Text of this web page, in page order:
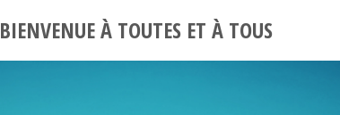
BIENVENUE À TOUTES ET À TOUS